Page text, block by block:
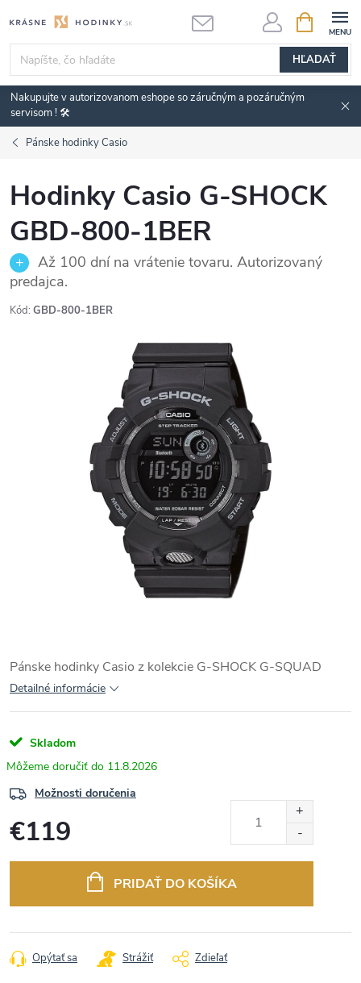
na
obsah
HĽADAŤ
KOŠÍK
Nakupujte v autorizovanom eshope so záručným a pozáručným
servisom ! 🛠️
Pánske hodinky Casio
Hodinky Casio G-SHOCK
GBD-800-1BER
Až 100 dní na vrátenie tovaru. Autorizovaný
predajca.
Kód: GBD-800-1BER
Pánske hodinky Casio z kolekcie G-SHOCK G-SQUAD
Detailné informácie
Skladom
11.8.2026
Možnosti doručenia
€119
PRIDAŤ DO KOŠÍKA
Opýtať sa Strážiť Zdieľať